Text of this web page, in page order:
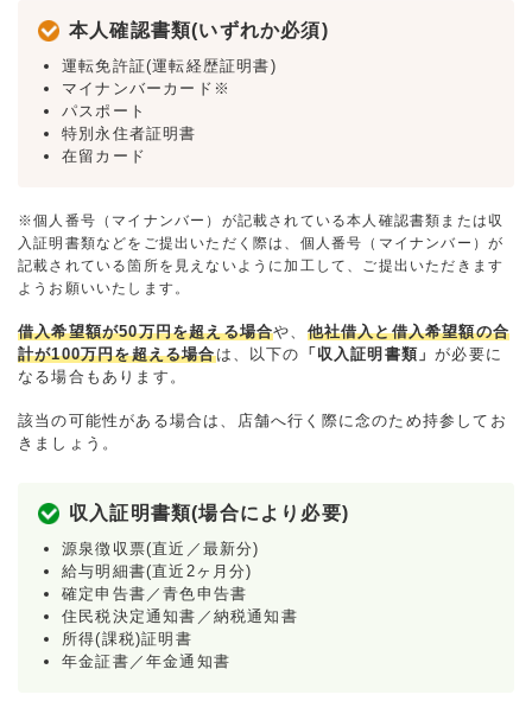
本人確認書類(いずれか必須)
運転免許証(運転経歴証明書)
マイナンバーカード※
パスポート
特別永住者証明書
在留カード
※個人番号（マイナンバー）が記載されている本人確認書類または収
入証明書類などをご提出いただく際は、個人番号（マイナンバー）が
記載されている箇所を見えないように加工して、ご提出いただきます
ようお願いいたします。
借入希望額が50万円を超える場合や、 他社借入と借入希望額の合
計が100万円を超える場合は、以下の 「収入証明書類」が必要に
なる場合もあります。
該当の可能性がある場合は、店舗へ行く際に念のため持参してお
きましょう。
収入証明書類(場合により必要)
源泉徴収票(直近／最新分)
給与明細書(直近2ヶ月分)
確定申告書／青色申告書
住民税決定通知書／納税通知書
所得(課税)証明書
年金証書／年金通知書